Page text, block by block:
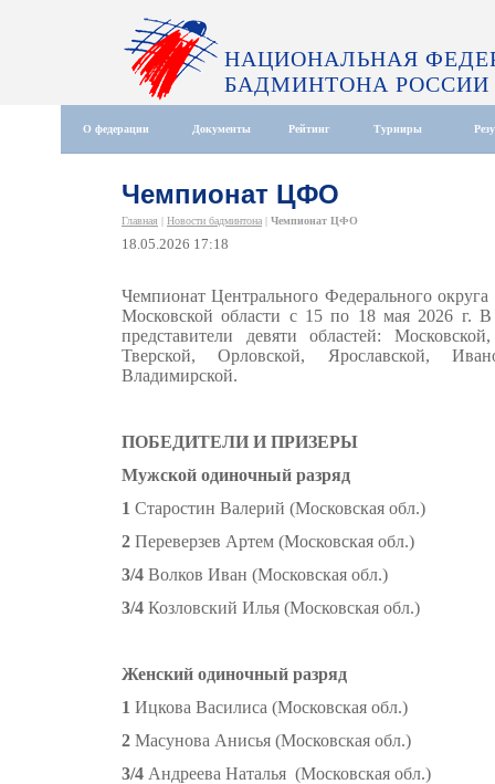
НАЦИОНАЛЬНАЯ
БАДМИНТОНА РОССИИ
О федерации Документы Рейтинг Турниры
Чемпионат ЦФО
Главная | Новости бадминтона | Чемпионат ЦФО
18.05.2026 17:18
Чемпионат Центрального Федерального
Московской области с 15 по 18 мая 2026 г. В
представители девяти областей:
Тверской, Орловской, Ярославской,
Владимирской.
ПОБЕДИТЕЛИ И ПРИЗЕРЫ
Мужской одиночный разряд
1 Старостин Валерий (Московская обл.)
2 Переверзев Артем (Московская обл.)
3/4 Волков Иван (Московская обл.)
3/4 Козловский Илья (Московская обл.)
Женский одиночный разряд
1 Ицкова Василиса (Московская обл.)
2 Масунова Анисья (Московская обл.)
3/4 Андреева Наталья (Московская обл.)